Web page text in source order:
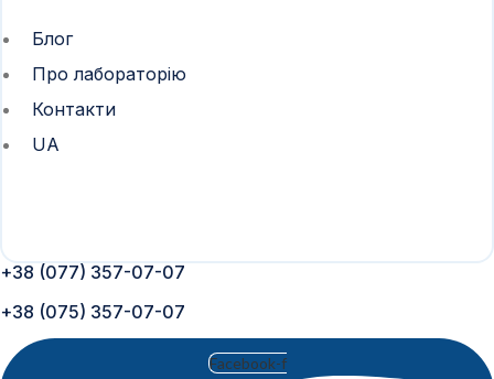
Блог
Про лабораторію
Контакти
UA
+38 (077) 357-07-07
+38 (075) 357-07-07
Facebook-f